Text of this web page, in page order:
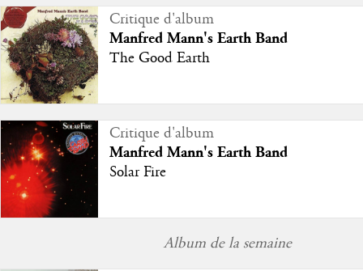
Critique d'album
Manfred Mann's Earth Band
The Good Earth
Critique d'album
Manfred Mann's Earth Band
Solar Fire
Album de la semaine